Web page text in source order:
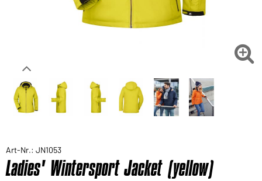
Sie möchten gerne für Ihren privaten Bedarf

Art-Nr.: JN1053
Ladies' Wintersport Jacket (yellow)